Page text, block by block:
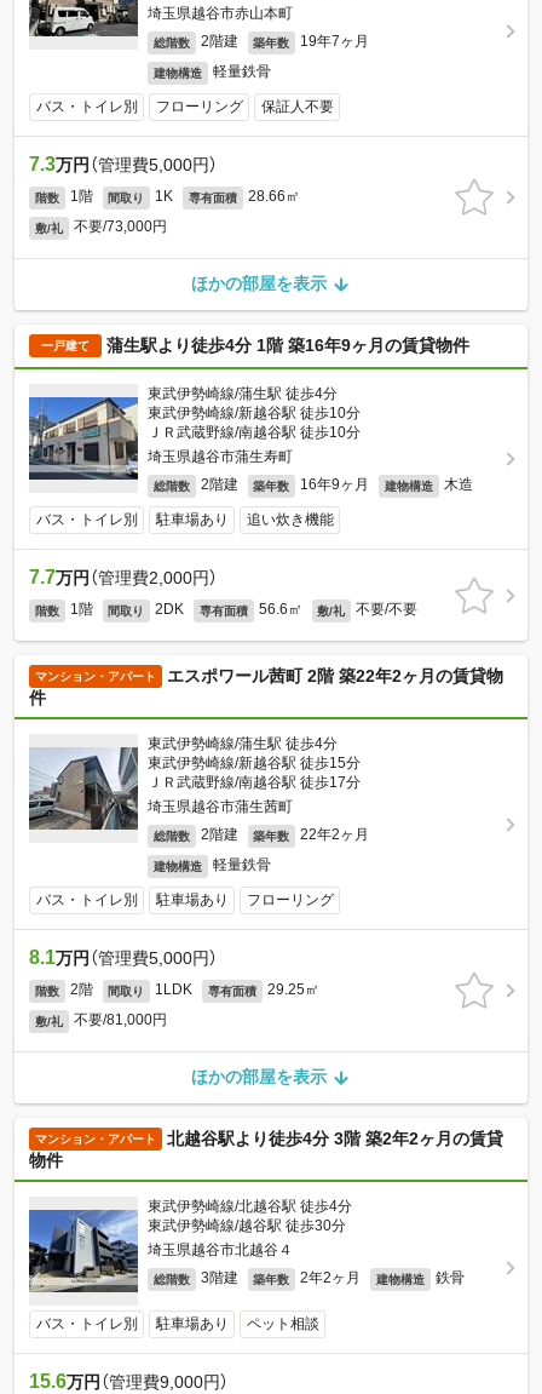
埼玉県越谷市赤山本町
総階数 2階建 築年数 19年7ヶ月
建物構造 軽量鉄骨
バス・トイレ別 フローリング 保証人不要
7.3万円 （管理費5,000円）
階数 1階 間取り 1K 専有面積 28.66㎡
敷/礼 不要/73,000円
ほかの部屋を表示
一戸建て 蒲生駅より徒歩4分 1階 築16年9ヶ月の賃貸物件
東武伊勢崎線/蒲生駅 徒歩4分
東武伊勢崎線/新越谷駅 徒歩10分
ＪＲ武蔵野線/南越谷駅 徒歩10分
埼玉県越谷市蒲生寿町
総階数 2階建 築年数 16年9ヶ月 建物構造 木造
バス・トイレ別 駐車場あり 追い炊き機能
7.7万円 （管理費2,000円）
階数 1階 間取り 2DK 専有面積 56.6㎡ 敷/礼 不要/不要
マンション・アパート
エスポワール茜町 2階 築22年2ヶ月の賃貸物
件
東武伊勢崎線/蒲生駅 徒歩4分
東武伊勢崎線/新越谷駅 徒歩15分
ＪＲ武蔵野線/南越谷駅 徒歩17分
埼玉県越谷市蒲生茜町
総階数 2階建 築年数 22年2ヶ月
建物構造 軽量鉄骨
バス・トイレ別 駐車場あり フローリング
8.1万円 （管理費5,000円）
階数 2階 間取り 1LDK 専有面積 29.25㎡
敷/礼 不要/81,000円
ほかの部屋を表示
マンション・アパート
北越谷駅より徒歩4分 3階 築2年2ヶ月の賃貸
物件
東武伊勢崎線/北越谷駅 徒歩4分
東武伊勢崎線/越谷駅 徒歩30分
埼玉県越谷市北越谷４
総階数 3階建 築年数 2年2ヶ月 建物構造 鉄骨
バス・トイレ別 駐車場あり ペット相談
15.6万円 （管理費9,000円）